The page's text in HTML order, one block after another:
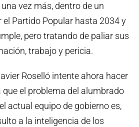
vez más, dentro de un
Partido Popular hasta 2034 y
pero tratando de paliar sus
trabajo y pericia.
Roselló intente ahora hacer
el problema del alumbrado
actual equipo de gobierno es,
a la inteligencia de los